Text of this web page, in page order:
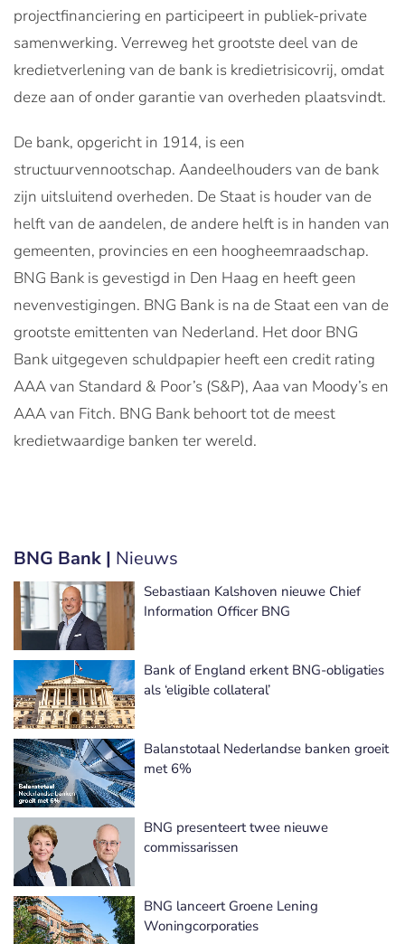
projectfinanciering en participeert in publiek-private
samenwerking. Verreweg het grootste deel van de
kredietverlening van de bank is kredietrisicovrij, omdat
deze aan of onder garantie van overheden plaatsvindt.
De bank, opgericht in 1914, is een
structuurvennootschap. Aandeelhouders van de bank
zijn uitsluitend overheden. De Staat is houder van de
helft van de aandelen, de andere helft is in handen van
gemeenten, provincies en een hoogheemraadschap.
BNG Bank is gevestigd in Den Haag en heeft geen
nevenvestigingen. BNG Bank is na de Staat een van de
grootste emittenten van Nederland. Het door BNG
Bank uitgegeven schuldpapier heeft een credit rating
AAA van Standard & Poor’s (S&P), Aaa van Moody’s en
AAA van Fitch. BNG Bank behoort tot de meest
kredietwaardige banken ter wereld.
BNG Bank | Nieuws
Sebastiaan Kalshoven nieuwe Chief
Information Officer BNG
Bank of England erkent BNG-obligaties
als ‘eligible collateral’
Balanstotaal Nederlandse banken groeit
met 6%
BNG presenteert twee nieuwe
commissarissen
BNG lanceert Groene Lening
Woningcorporaties